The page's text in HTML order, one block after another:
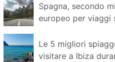
Spagna, secondo
europeo per viaggi
Le 5 migliori
visitare a Ibiza